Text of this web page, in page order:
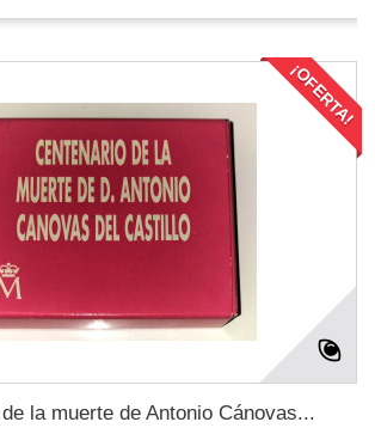
¡OFERTA!
la muerte de Antonio Cánovas...